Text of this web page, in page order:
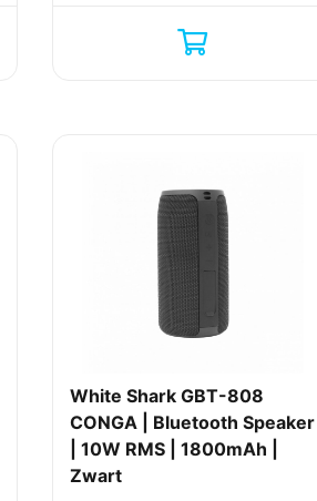
White Shark GBT-808
CONGA | Bluetooth Speaker
| 10W RMS | 1800mAh |
Zwart